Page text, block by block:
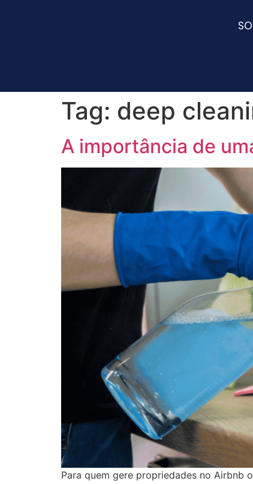
Tag: deep
A importância de
Para quem gere propriedades no Airbnb